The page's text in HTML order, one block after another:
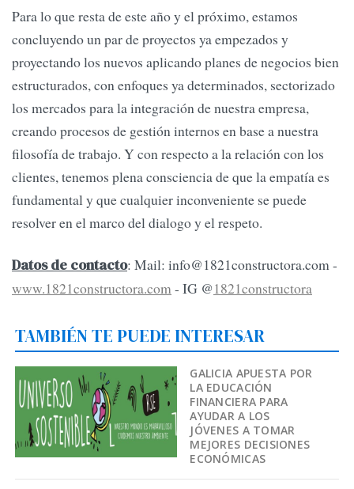
Para lo que resta de este año y el próximo, estamos
concluyendo un par de proyectos ya empezados y
proyectando los nuevos aplicando planes de negocios bien
estructurados, con enfoques ya determinados, sectorizado
los mercados para la integración de nuestra empresa,
creando procesos de gestión internos en base a nuestra
filosofía de trabajo. Y con respecto a la relación con los
clientes, tenemos plena consciencia de que la empatía es
fundamental y que cualquier inconveniente se puede
resolver en el marco del dialogo y el respeto.
Datos de contacto: Mail: info@1821constructora.com-
www.1821constructora.com- IG @1821constructora
TAMBIÉN TE PUEDE INTERESAR
GALICIA APUESTA POR
LA EDUCACIÓN
FINANCIERA PARA
AYUDAR A LOS
JÓVENES A TOMAR
MEJORES DECISIONES
ECONÓMICAS